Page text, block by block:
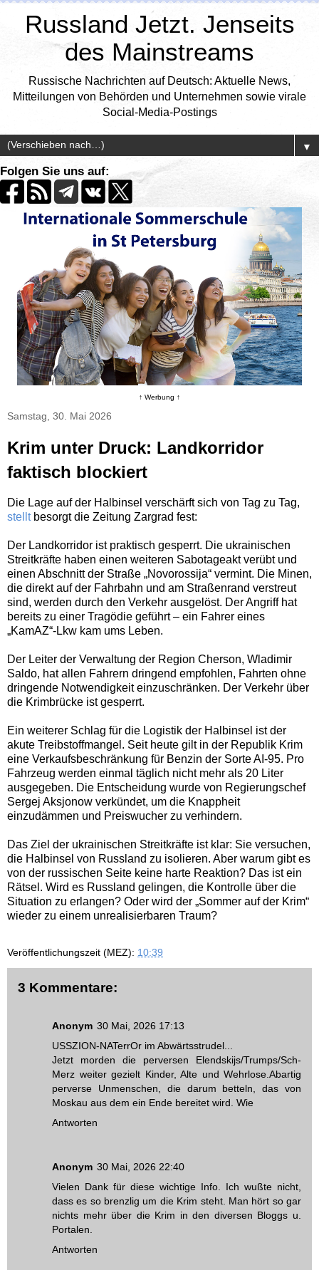
Russland Jetzt. Jenseits
des Mainstreams
Russische Nachrichten auf Deutsch: Aktuelle News,
Mitteilungen von Behörden und Unternehmen sowie virale
Social-Media-Postings
▼
Folgen Sie uns auf:
↑ Werbung ↑
Samstag, 30. Mai 2026
Krim unter Druck: Landkorridor
faktisch blockiert
Die Lage auf der Halbinsel verschärft sich von Tag zu Tag,
stelltbesorgt die Zeitung Zargrad fest:
Der Landkorridor ist praktisch gesperrt. Die ukrainischen
Streitkräfte haben einen weiteren Sabotageakt verübt und
einen Abschnitt der Straße „Novorossija“ vermint. Die Minen,
die direkt auf der Fahrbahn und am Straßenrand verstreut
sind, werden durch den Verkehr ausgelöst. Der Angriff hat
bereits zu einer Tragödie geführt – ein Fahrer eines
„KamAZ“-Lkw kam ums Leben.
Der Leiter der Verwaltung der Region Cherson, Wladimir
Saldo, hat allen Fahrern dringend empfohlen, Fahrten ohne
dringende Notwendigkeit einzuschränken. Der Verkehr über
die Krimbrücke ist gesperrt.
Ein weiterer Schlag für die Logistik der Halbinsel ist der
akute Treibstoffmangel. Seit heute gilt in der Republik Krim
eine Verkaufsbeschränkung für Benzin der Sorte AI-95. Pro
Fahrzeug werden einmal täglich nicht mehr als 20 Liter
ausgegeben. Die Entscheidung wurde von Regierungschef
Sergej Aksjonow verkündet, um die Knappheit
einzudämmen und Preiswucher zu verhindern.
Das Ziel der ukrainischen Streitkräfte ist klar: Sie versuchen,
die Halbinsel von Russland zu isolieren. Aber warum gibt es
von der russischen Seite keine harte Reaktion? Das ist ein
Rätsel. Wird es Russland gelingen, die Kontrolle über die
Situation zu erlangen? Oder wird der „Sommer auf der Krim“
wieder zu einem unrealisierbaren Traum?
Veröffentlichungszeit (MEZ): 10:39
3 Kommentare:
Anonym 30 Mai, 2026 17:13
USSZION-NATerrOr im Abwärtsstrudel...
Jetzt morden die perversen Elendskijs/Trumps/Sch-
Merz weiter gezielt Kinder, Alte und Wehrlose.Abartig
perverse Unmenschen, die darum betteln, das von
Moskau aus dem ein Ende bereitet wird. Wie
Antworten
Anonym 30 Mai, 2026 22:40
Vielen Dank für diese wichtige Info. Ich wußte nicht,
dass es so brenzlig um die Krim steht. Man hört so gar
nichts mehr über die Krim in den diversen Bloggs u.
Portalen.
Antworten